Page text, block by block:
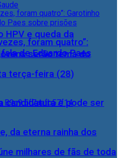
HPV e queda da
serão tema do
terça-feira (28)
da eterna rainha dos
milhares de fãs de toda
foram quatro”:
fala de Eduardo Paes
candidatura e pode ser